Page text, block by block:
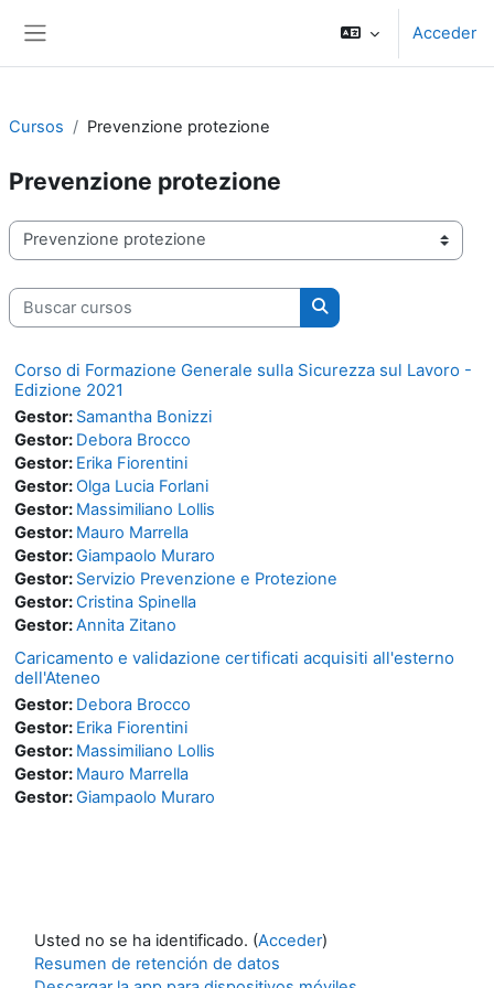
Acceder
Cursos Prevenzione protezione
Prevenzione protezione
Categorías
Buscar cursos
Buscar cursos
Corso di Formazione Generale sulla Sicurezza sul Lavoro -
Edizione 2021
Gestor: Samantha Bonizzi
Gestor: Debora Brocco
Gestor: Erika Fiorentini
Gestor:Olga Lucia Forlani
Gestor: Massimiliano Lollis
Gestor: Mauro Marrella
Gestor:Giampaolo Muraro
Gestor: Servizio Prevenzione e Protezione
Gestor:Cristina Spinella
Gestor:Annita Zitano
Caricamento e validazione certificati acquisiti all'esterno
dell'Ateneo
Gestor: Debora Brocco
Gestor: Erika Fiorentini
Gestor: Massimiliano Lollis
Gestor: Mauro Marrella
Gestor:Giampaolo Muraro
Usted no se ha identificado. (Acceder)
Resumen de retención de datos